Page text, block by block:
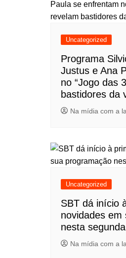
Uncategorized
Programa
Justus e Ana
no “Jogo das
bastidores da
Na mídia com a
Uncategorized
SBT dá início
novidades em
nesta
Na mídia com a